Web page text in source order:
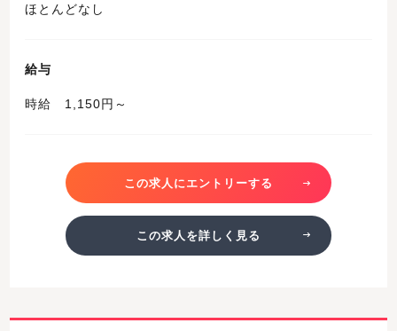
ほとんどなし
給与
時給 1,150円～
この求人にエントリーする
この求人を詳しく見る